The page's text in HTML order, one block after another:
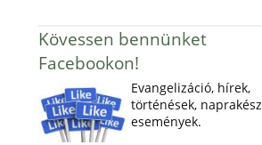
Kövessen bennünket
Facebookon!
Evangelizáció, hírek,
történések, naprakész
események.